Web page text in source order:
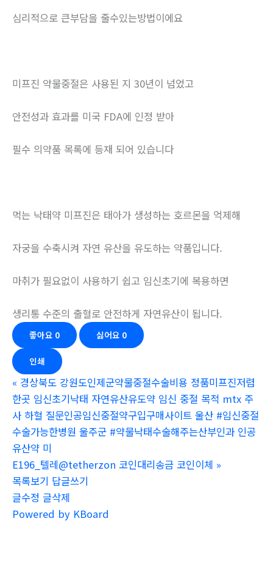
심리적으로 큰부담을 줄수있는방법이에요
미프진 약물중절은 사용된 지 30년이 넘었고
안전성과 효과를 미국 FDA에 인정 받아
필수 의약품 목록에 등재 되어 있습니다
먹는 낙태약 미프진은 태아가 생성하는 호르몬을 억제해
자궁을 수축시켜 자연 유산을 유도하는 약품입니다.
마취가 필요없이 사용하기 쉽고 임신초기에 복용하면
생리통 수준의 출혈로 안전하게 자연유산이 됩니다.
좋아요 0 싫어요 0
인쇄
« 경상북도 강원도인제군약물중절수술비용 정품미프진저렴
한곳 임신초기낙­태 자연유산유도약 임신 중절 목적 mtx 주
사 하혈 질문인공임신중절약구입구매사이트 울산 #임신중절
수술가능한병원 울주군 #약물낙태수술해주는산부인과 인공
유산약 미
E196_텔레@tetherzon 코인대리송금 코인이체 »
목록보기 답글쓰기
글수정 글삭제
Powered by KBoard